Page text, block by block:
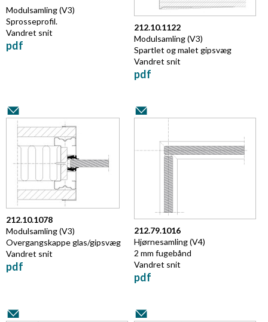
Modulsamling (V3)
Sprosseprofil.
Vandret snit
pdf
212.10.1122
Modulsamling (V3)
Spartlet og malet gipsvæg
Vandret snit
pdf
212.10.1078
Modulsamling (V3)
Overgangskappe glas/gipsvæg
Vandret snit
pdf
212.79.1016
Hjørnesamling (V4)
2 mm fugebånd
Vandret snit
pdf